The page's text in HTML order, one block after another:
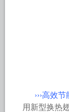
›››高效节
用新型换热